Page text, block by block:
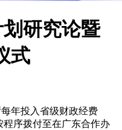
研究论暨
式
年投入省级财政经费
程序拨付至在广东合作办